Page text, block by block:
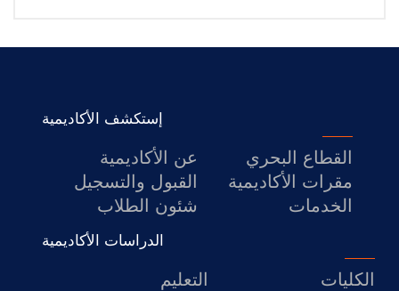
إستكشف الأكاديمية
عن الأكاديمية
القطاع البحري
القبول والتسجيل
مقرات الأكاديمية
شئون الطلاب
الخدمات
الدراسات الأكاديمية
التعليم
الكليات